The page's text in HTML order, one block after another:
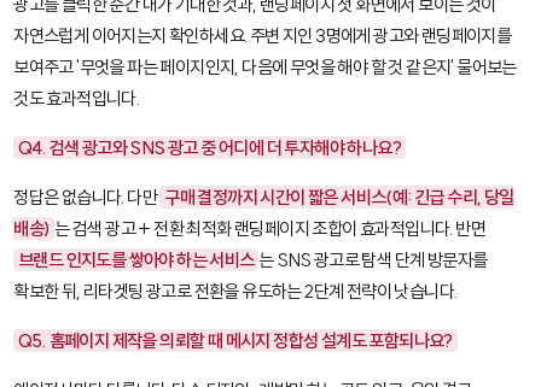
자연스럽게 이어지는지 확인하세요. 주변 지인 3명에게 광고와 랜딩페이지를
보여주고 '무엇을 파는 페이지인지, 다음에 무엇을 해야 할 것 같은지' 물어보는
것도 효과적입니다.
Q4. 검색 광고와 SNS 광고 중 어디에 더 투자해야 하나요?
정답은 없습니다. 다만 구매 결정까지 시간이 짧은 서비스(예: 긴급 수리, 당일
배송) 는 검색 광고 + 전환 최적화 랜딩페이지 조합이 효과적입니다. 반면
브랜드 인지도를 쌓아야 하는 서비스 는 SNS 광고로 탐색 단계 방문자를
확보한 뒤, 리타겟팅 광고로 전환을 유도하는 2단계 전략이 낫습니다.
Q5. 홈페이지 제작을 의뢰할 때 메시지 정합성 설계도 포함되나요?